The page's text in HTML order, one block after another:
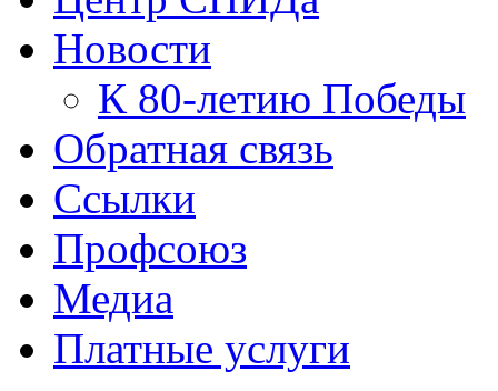
Новости
К 80-летию Победы
Обратная связь
Ссылки
Профсоюз
Медиа
Платные услуги